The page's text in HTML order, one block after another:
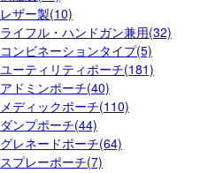
レザー製(10)
ライフル・ハンドガン兼用(32)
コンビネーションタイプ(5)
ユーティリティポーチ(181)
アドミンポーチ(40)
メディックポーチ(110)
ダンプポーチ(44)
グレネードポーチ(64)
スプレーポーチ(7)